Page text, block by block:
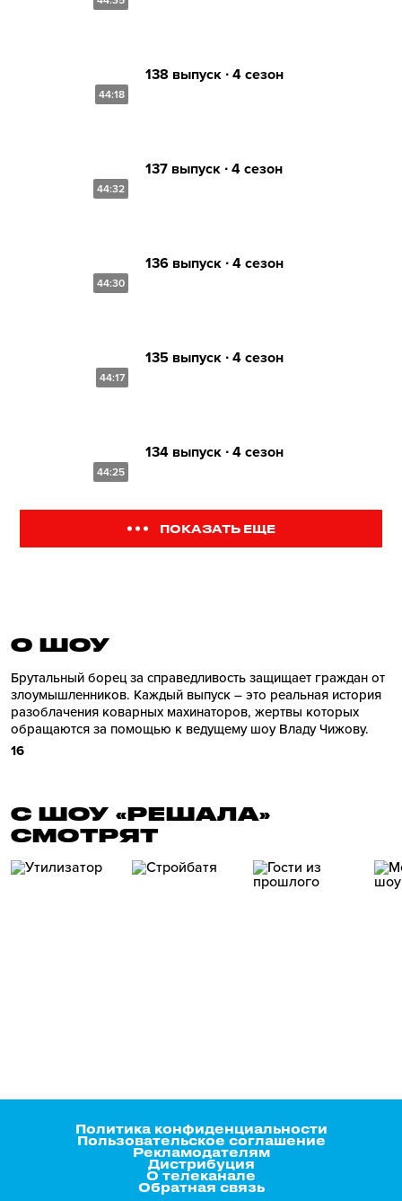
44:18
138 выпуск ∙ 4 сезон
44:32
137 выпуск ∙ 4 сезон
44:30
136 выпуск ∙ 4 сезон
44:17
135 выпуск ∙ 4 сезон
44:25
134 выпуск ∙ 4 сезон
ПОКАЗАТЬ ЕЩЕ
О ШОУ
Брутальный борец за справедливость защищает граждан от
злоумышленников. Каждый выпуск – это реальная история
разоблачения коварных махинаторов, жертвы которых
обращаются за помощью к ведущему шоу Владу Чижову.
16
С ШОУ «РЕШАЛА»
СМОТРЯТ
Политика конфиденциальности
Пользовательское соглашение
Рекламодателям
Дистрибуция
О телеканале
Обратная связь